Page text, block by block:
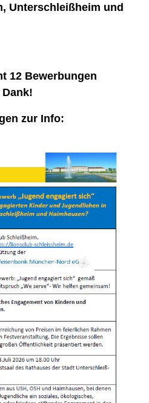
Unterschleißheim und
12 Bewerbungen
zur Info: